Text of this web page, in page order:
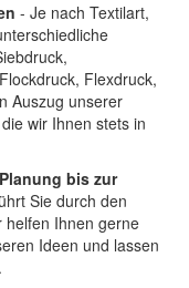
- Je nach Textilart,
Flexdruck,
Auszug unserer
wir Ihnen stets in
bis zur
Sie durch den
helfen Ihnen gerne
Ideen und lassen